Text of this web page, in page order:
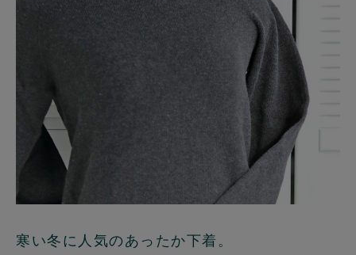
寒い冬に人気のあったか下着。